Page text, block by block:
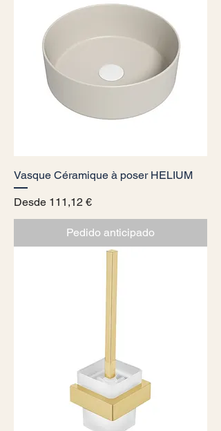
Vasque Céramique à poser HELIUM
Desde 111,12 €
Precio de oferta
Pedido anticipado